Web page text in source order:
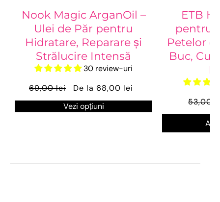
Nook Magic ArganOil –
Ulei de Păr pentru
Hidratare, Reparare și
Strălucire Intensă
30 review-uri
69,00 lei
De la 68,00 lei
Vezi opțiuni
ETB
pentru
Petelor
Buc,
53,00